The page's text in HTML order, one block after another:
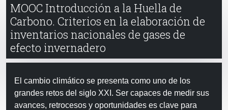
MOOC Introducción a la Huella de
Carbono. Criterios en la elaboración de
inventarios nacionales de gases de
efecto invernadero
El cambio climático se presenta como uno de los
grandes retos del siglo XXI. Ser capaces de medir sus
avances, retrocesos y oportunidades es clave para